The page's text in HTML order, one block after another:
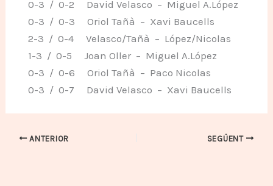
0-3 / 0-2 David Velasco – Miguel A.López
0-3 / 0-3 Oriol Tañà – Xavi Baucells
2-3 / 0-4 Velasco/Tañà – López/Nicolas
1-3 / 0-5 Joan Oller – Miguel A.López
0-3 / 0-6 Oriol Tañà – Paco Nicolas
0-3 / 0-7 David Velasco – Xavi Baucells
ANTERIOR SEGÜENT